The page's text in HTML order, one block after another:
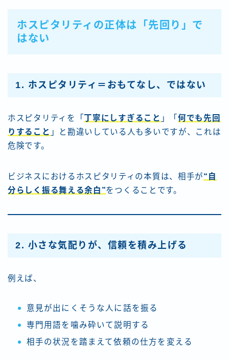
ホスピタリティの正体は「先回り」で
はない
1. ホスピタリティ＝おもてなし、ではない
ホスピタリティを「丁寧にしすぎること 」「何でも先回
りすること 」と勘違いしている人も多いですが、これは
危険です。
ビジネスにおけるホスピタリティの本質は、相手が“自
分らしく振る舞える余白”をつくることです。
2. 小さな気配りが、信頼を積み上げる
例えば、
意見が出にくそうな人に話を振る
専門用語を噛み砕いて説明する
相手の状況を踏まえて依頼の仕方を変える